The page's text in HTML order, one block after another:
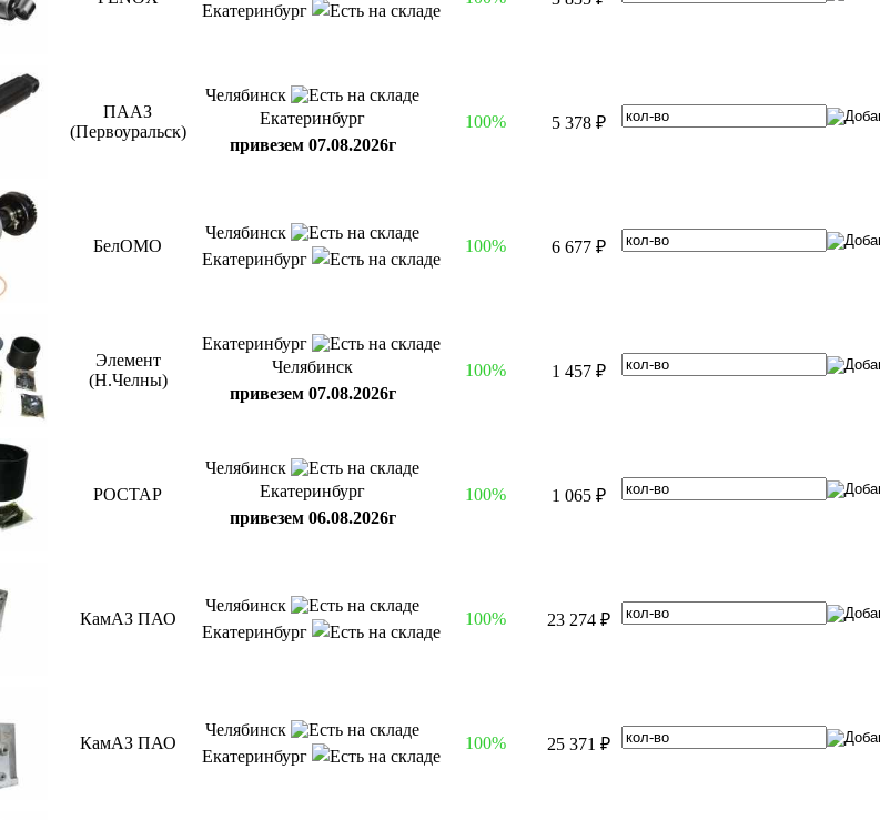
Екатеринбург
ПААЗ
(Первоуральск)
Челябинск
Екатеринбург
привезем 07.08.2026г
100% 5 378 ₽
БелОМО
Челябинск
Екатеринбург
100% 6 677 ₽
Элемент
(Н.Челны)
Екатеринбург
Челябинск
привезем 07.08.2026г
100% 1 457 ₽
РОСТАР
Челябинск
Екатеринбург
привезем 06.08.2026г
100% 1 065 ₽
КамАЗ ПАО
Челябинск
Екатеринбург
100% 23 274 ₽
КамАЗ ПАО
Челябинск
Екатеринбург
100% 25 371 ₽